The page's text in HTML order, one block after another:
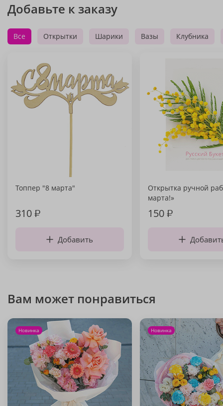
Добавьте к заказу
Все Открытки Шарики Вазы Клубника
Топпер "8 марта"
310₽
Добавить
Открытка ручной
марта!»
150₽
Вам может понравиться
Новинка Новинка